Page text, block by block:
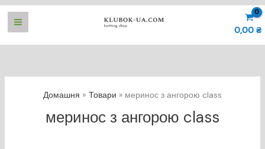
Перейти
0,00 ₴
Домашня Товари меринос з ангорою class
меринос з ангорою class